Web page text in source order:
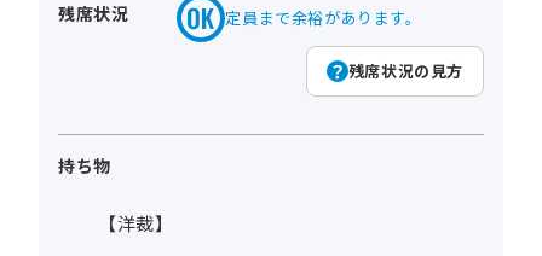
残席状況 定員まで余裕があります。
残席状況の見方
持ち物
【洋裁】